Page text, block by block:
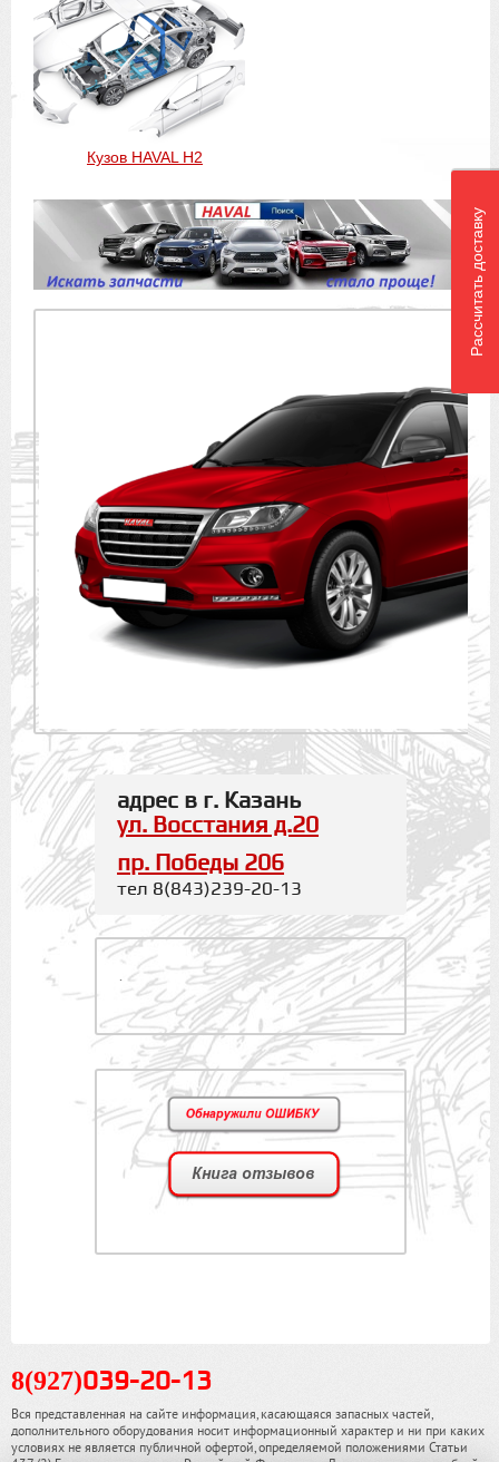
Кузов HAVAL H2
адрес в г. Казань
ул. Восстания д.20
пр. Победы 206
тел 8(843)239-20-13
.
8(927)039-20-13
Вся представленная на сайте информация, касающаяся запасных частей,
дополнительного оборудования носит информационный характер и ни при каких
условиях не является публичной офертой, определяемой положениями Статьи
Рассчитать доставку